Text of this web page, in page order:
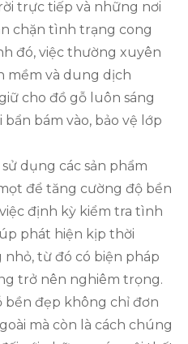
trực tiếp và những nơi
chặn tình trạng cong
đó, việc thường xuyên
mềm và dung dịch
cho đồ gỗ luôn sáng
bám vào, bảo vệ lớp
dụng các sản phẩm
để tăng cường độ bền
định kỳ kiểm tra tình
phát hiện kịp thời
từ đó có biện pháp
trở nên nghiêm trọng.
bền đẹp không chỉ đơn
mà còn là cách chúng